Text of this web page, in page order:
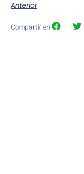
Anterior
Compartir en